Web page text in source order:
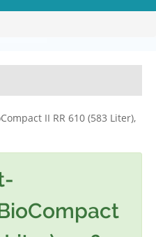
II RR 610 (583 Liter),